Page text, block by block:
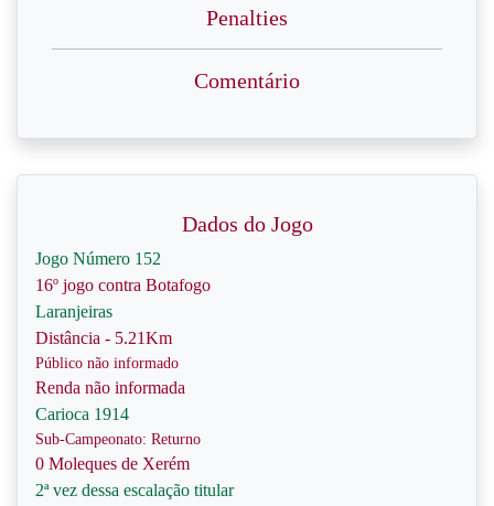
Penalties
Comentário
Dados do Jogo
Jogo Número 152
16º jogo contra Botafogo
Laranjeiras
Distância - 5.21Km
Público não informado
Renda não informada
Carioca 1914
Sub-Campeonato: Returno
0 Moleques de Xerém
2ª vez dessa escalação titular